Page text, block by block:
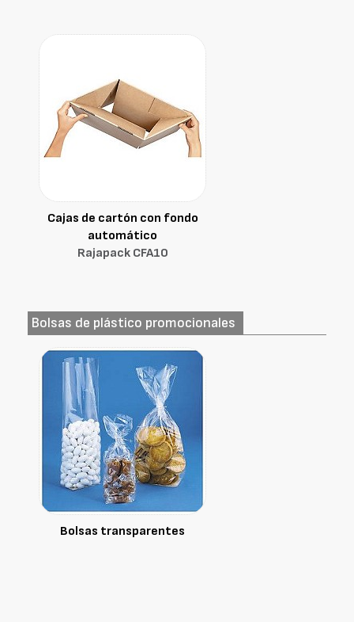
Cajas de cartón con fondo
automático
Rajapack CFA10
Bolsas de plástico promocionales
Bolsas transparentes